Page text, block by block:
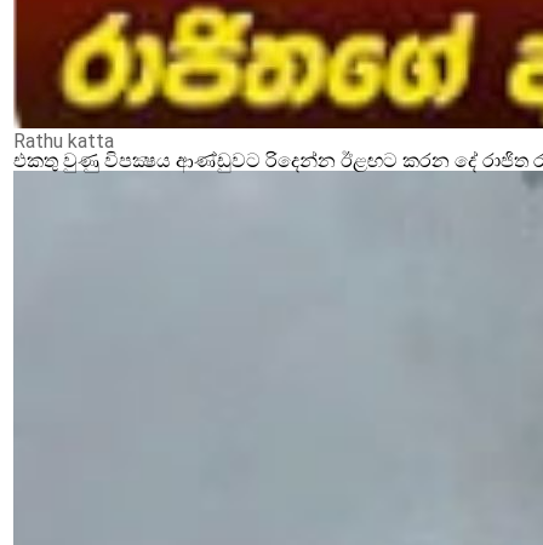
Rathu katta
එකතු වුණු විපක්‍ෂය ආණ්ඩුවට රිදෙන්න ඊළඟට කරන දේ රාජිත